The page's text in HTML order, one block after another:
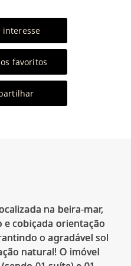
interesse
favoritos
na beira-mar,
e cobiçada orientação
o agradável sol
natural! O imóvel